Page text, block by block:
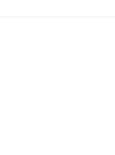
있다.과일에는
이닉스의 올해